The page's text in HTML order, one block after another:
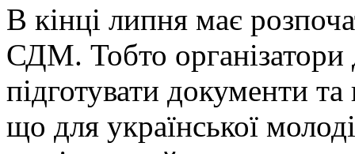
В кінці липня має
СДМ. Тобто організатори
підготувати документи
що для української